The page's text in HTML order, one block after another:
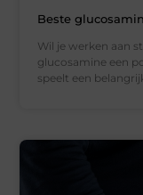
Beste
Wil je werken aan
glucosamine een
speelt een